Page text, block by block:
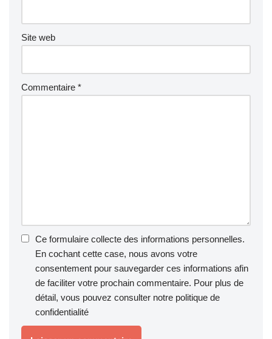
Site web
Commentaire *
Ce formulaire collecte des informations personnelles.
En cochant cette case, nous avons votre
consentement pour sauvegarder ces informations afin
de faciliter votre prochain commentaire. Pour plus de
détail, vous pouvez consulter notre politique de
confidentialité